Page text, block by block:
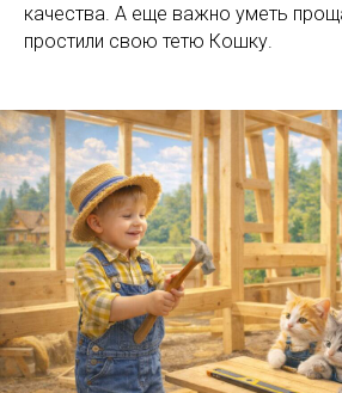
качества. А еще важно уметь
простили свою тетю Кошку.